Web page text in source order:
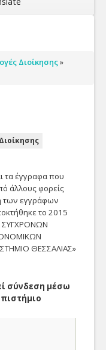
Διοίκησης»
τα έγγραφα που
άλλους φορείς
των εγγράφων
το 2015
ΣΥΓΧΡΟΝΩΝ
ΘΕΣΣΑΛΙΑΣ»
σύνδεση μέσω